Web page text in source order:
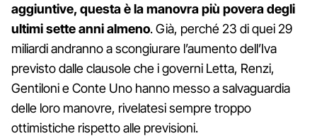
aggiuntive, questa è la manovra più povera degli
ultimi sette anni almeno. Già, perché 23 di quei 29
miliardi andranno a scongiurare l’aumento dell’Iva
previsto dalle clausole che i governi Letta, Renzi,
Gentiloni e Conte Uno hanno messo a salvaguardia
delle loro manovre, rivelatesi sempre troppo
ottimistiche rispetto alle previsioni.